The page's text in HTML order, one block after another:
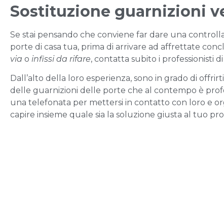
Sostituzione guarnizioni
Se stai pensando che conviene far dare una
porte di casa tua, prima di arrivare ad affrettate
via o infissi da rifare, contatta subito i professionisti di
Dall’alto della loro esperienza, sono in grado di
delle guarnizioni delle porte che al contempo è
una telefonata per mettersi in contatto con loro e
capire insieme quale sia la soluzione giusta al tuo